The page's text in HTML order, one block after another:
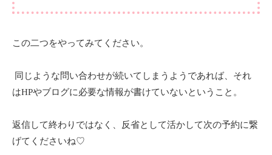
この二つをやってみてください。
同じような問い合わせが続いてしまうようであれば、それ
はHPやブログに必要な情報が書けていないということ。
返信して終わりではなく、反省として活かして次の予約に繋
げてくださいね♡